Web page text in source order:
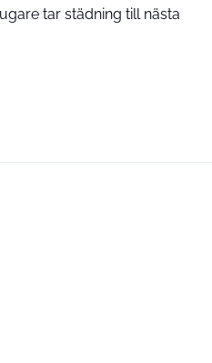
tar städning till nästa